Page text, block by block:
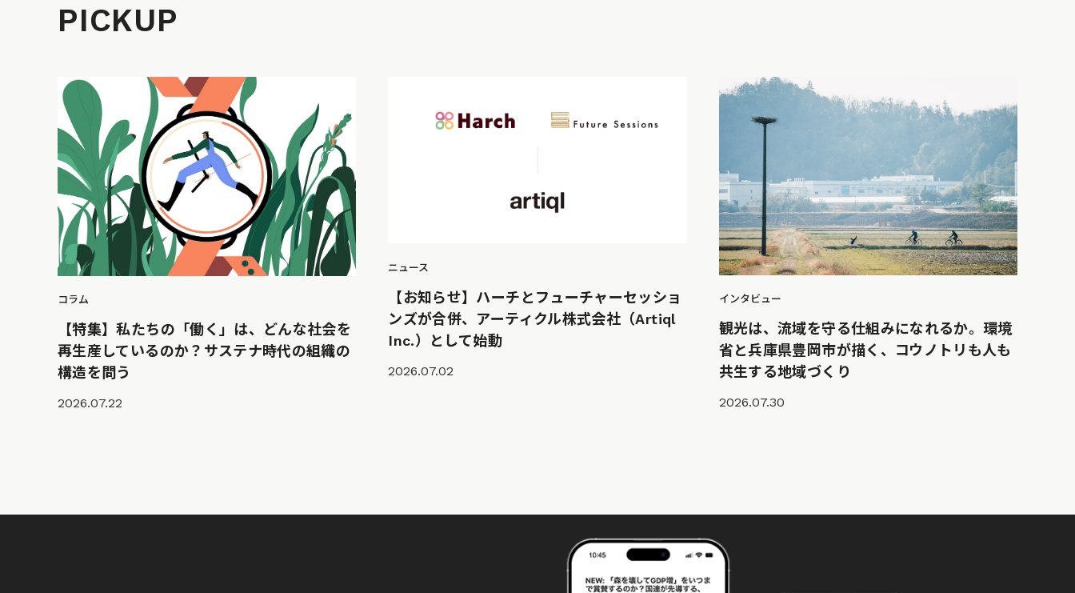
PICKUP
コラム
【特集】私たちの「働く」は、どんな社会を
再生産しているのか？サステナ時代の組織の
構造を問う
2026.07.22
ニュース
【お知らせ】ハーチとフューチャーセッショ
ンズが合併、アーティクル株式会社（Artiql
Inc.）として始動
2026.07.02
インタビュー
観光は、流域を守る仕組みになれるか。環境
省と兵庫県豊岡市が描く、コウノトリも人も
共生する地域づくり
2026.07.30